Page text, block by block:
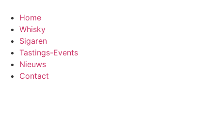
Home
Whisky
Sigaren
Tastings-Events
Nieuws
Contact